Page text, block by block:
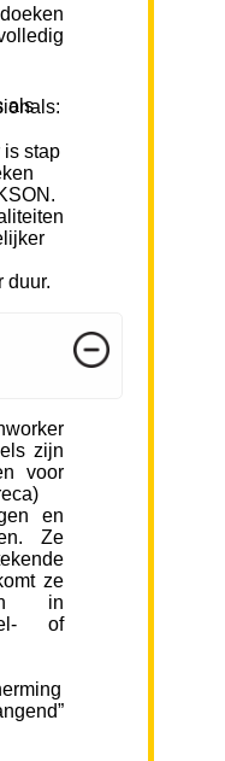
stap
duur.
zijn
voor
en
Ze
ze
in
of